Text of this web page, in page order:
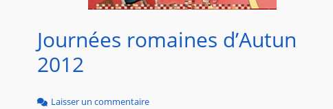
Journées romaines d’Autun
2012
Laisser un commentaire